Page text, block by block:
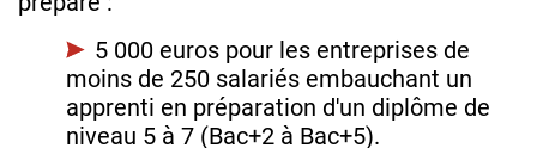
5 000 euros pour les entreprises de
moins de 250 salariés embauchant un
apprenti en préparation d'un diplôme de
niveau 5 à 7 (Bac+2 à Bac+5).